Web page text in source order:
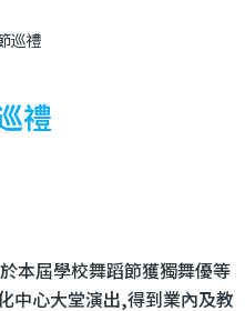
巡禮
禮
本屆學校舞蹈節獲獨舞優等
中心大堂演出,得到業內及教